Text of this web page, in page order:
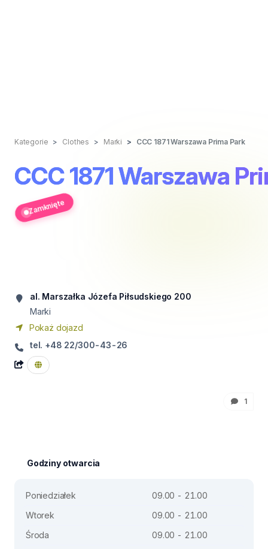
Kategorie Clothes Marki CCC 1871 Warszawa Prima Park
CCC 1871 Warszawa
Zamknięte
al. Marszałka Józefa Piłsudskiego 200
Marki
Pokaż dojazd
tel. +48 22/300-43-26
1
Godziny otwarcia
Poniedziałek
09.00 - 21.00
Wtorek
09.00 - 21.00
Środa
09.00 - 21.00